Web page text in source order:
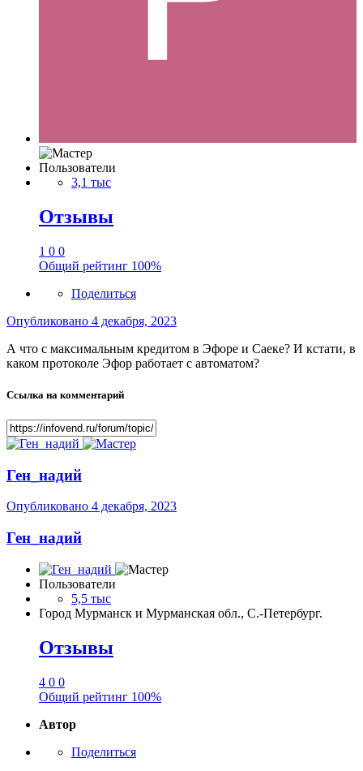
Пользователи
3,1 тыс
Отзывы
1 0 0
Общий рейтинг 100%
Поделиться
Опубликовано 4 декабря, 2023
А что с максимальным кредитом в Эфоре и Саеке? И кстати, в
каком протоколе Эфор работает с автоматом?
Ссылка на комментарий
Ген_надий
Опубликовано 4 декабря, 2023
Ген_надий
Пользователи
5,5 тыс
Город Мурманск и Мурманская обл., С.-Петербург.
Отзывы
4 0 0
Общий рейтинг 100%
Автор
Поделиться